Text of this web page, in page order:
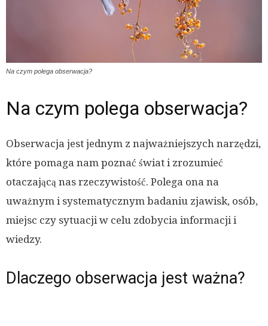
Na czym polega obserwacja?
Na czym polega obserwacja?
Obserwacja jest jednym z najważniejszych narzędzi,
które pomaga nam poznać świat i zrozumieć
otaczającą nas rzeczywistość. Polega ona na
uważnym i systematycznym badaniu zjawisk, osób,
miejsc czy sytuacji w celu zdobycia informacji i
wiedzy.
Dlaczego obserwacja jest ważna?